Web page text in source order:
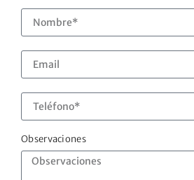
Observaciones